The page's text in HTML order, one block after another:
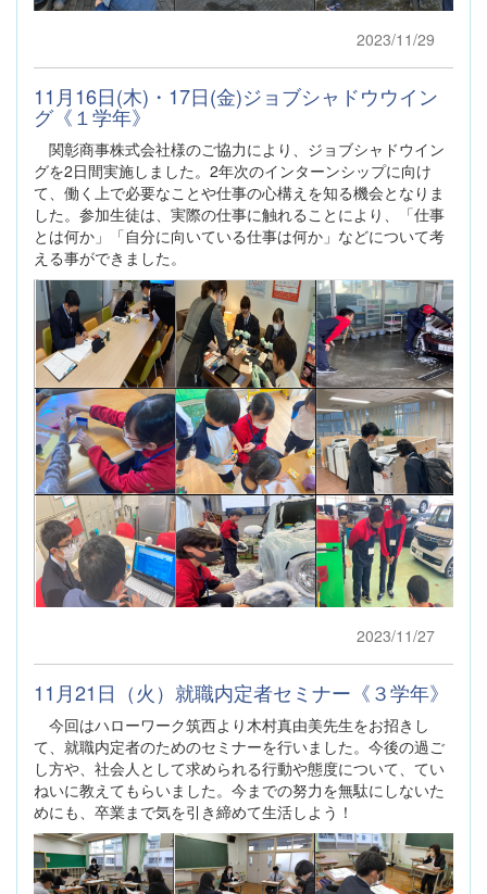
2023/11/29
11月16日(木)・17日(金)ジョブシャドウウイン
グ《１学年》
関彰商事株式会社様のご協力により、ジョブシャドウイン
グを2日間実施しました。2年次のインターンシップに向け
て、働く上で必要なことや仕事の心構えを知る機会となりま
した。参加生徒は、実際の仕事に触れることにより、「仕事
とは何か」「自分に向いている仕事は何か」などについて考
える事ができました。
2023/11/27
11月21日（火）就職内定者セミナー《３学年》
今回はハローワーク筑西より木村真由美先生をお招きし
て、就職内定者のためのセミナーを行いました。今後の過ご
し方や、社会人として求められる行動や態度について、てい
ねいに教えてもらいました。今までの努力を無駄にしないた
めにも、卒業まで気を引き締めて生活しよう！